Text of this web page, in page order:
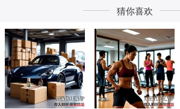
猜你喜欢